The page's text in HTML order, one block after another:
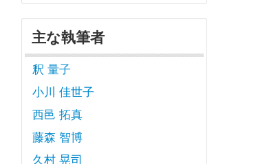
主な執筆者
釈 量子
小川 佳世子
西邑 拓真
藤森 智博
久村 晃司